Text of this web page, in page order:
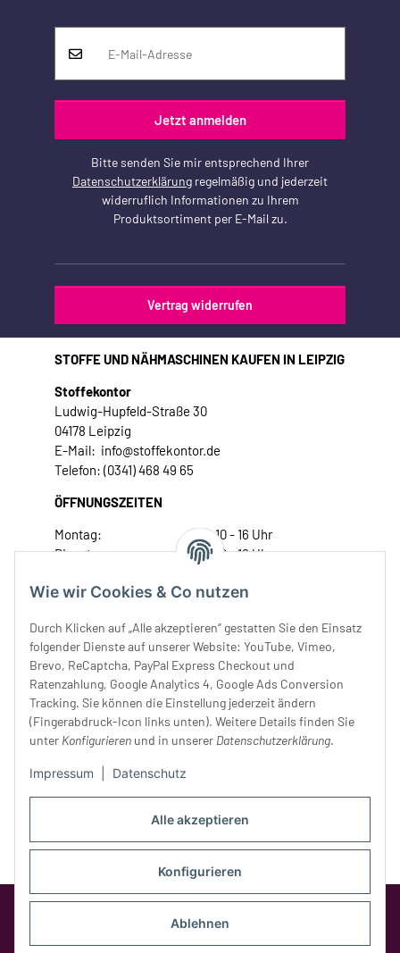
Alle akzeptieren
Konfigurieren
Ablehnen
Wie wir Cookies & Co nutzen
Durch Klicken auf „Alle akzeptieren“ gestatten Sie den Einsatz
folgender Dienste auf unserer Website: YouTube, Vimeo,
Brevo, ReCaptcha, PayPal Express Checkout und
Ratenzahlung, Google Analytics 4, Google Ads Conversion
Tracking. Sie können die Einstellung jederzeit ändern
(Fingerabdruck-Icon links unten). Weitere Details finden Sie
unter Konfigurieren und in unserer Datenschutzerklärung.
Impressum Datenschutz
Jetzt anmelden
Bitte senden Sie mir entsprechend Ihrer
Datenschutzerklärung regelmäßig und jederzeit
widerruflich Informationen zu Ihrem
Produktsortiment per E-Mail zu.
Vertrag widerrufen
STOFFE UND NÄHMASCHINEN KAUFEN IN LEIPZIG
Stoffekontor
Ludwig-Hupfeld-Straße 30
04178 Leipzig
E-Mail: info@stoffekontor.de
Telefon: (0341) 468 49 65
ÖFFNUNGSZEITEN
Montag:
10 - 16 Uhr
Dienstag:
10 - 16 Uhr
Donnerstag:
10 - 18 Uhr
Samstag:
10 - 14 Uhr
Unser Service
Rechtliches
Opt-Out-Cookie ist nicht gesetzt